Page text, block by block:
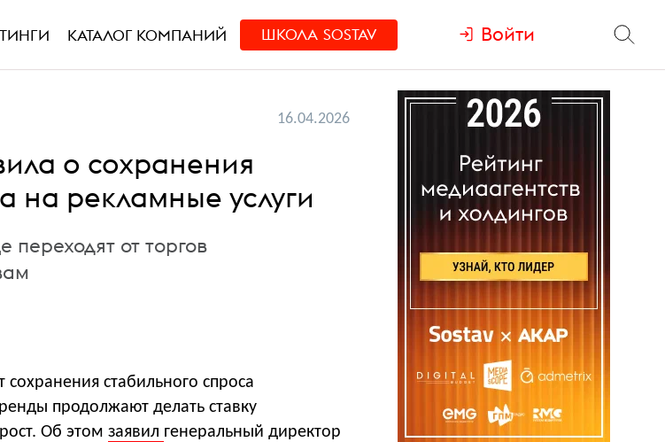
КАТАЛОГ КОМПАНИЙ ШКОЛА SOSTAV Войти
16.04.2026
о сохранения
на рекламные услуги
от торгов
стабильного спроса
продолжают делать ставку
Об этом заявил генеральный директор